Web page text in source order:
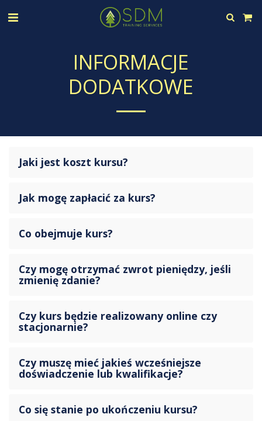
INFORMACJE
DODATKOWE
Jaki jest koszt kursu?
Jak mogę zapłacić za kurs?
Co obejmuje kurs?
Czy mogę otrzymać zwrot pieniędzy, jeśli
zmienię zdanie?
Czy kurs będzie realizowany online czy
stacjonarnie?
Czy muszę mieć jakieś wcześniejsze
doświadczenie lub kwalifikacje?
Co się stanie po ukończeniu kursu?